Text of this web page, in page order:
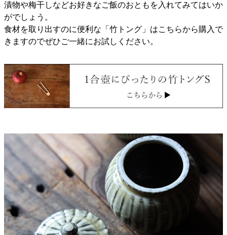
漬物や梅干しなどお好きなご飯のおともを入れてみてはいか
がでしょう。
食材を取り出すのに便利な「竹トング」はこちらから購入で
きますのでぜひご一緒にお試しください。